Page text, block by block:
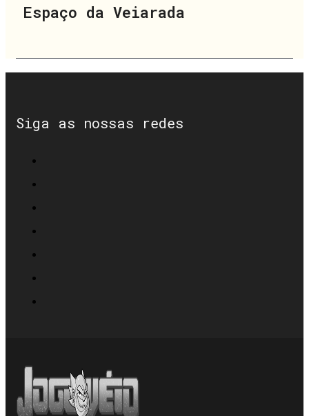
Espaço da Veiarada
Siga as nossas redes